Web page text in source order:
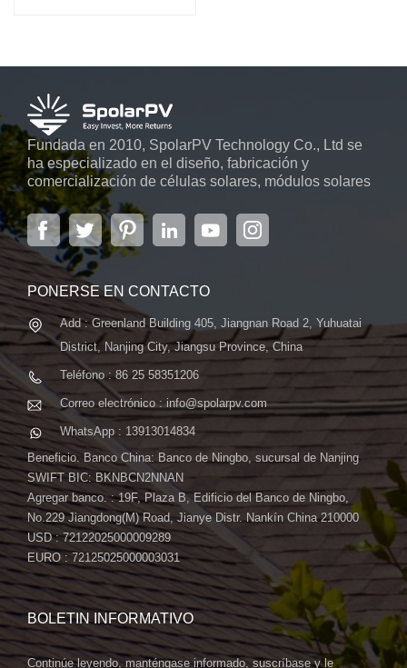
camino para un mañana más
Fundada en 2010, SpolarPV Technology Co., Ltd se
ha especializado en el diseño, fabricación y
comercialización de células solares, módulos solares
y sistemas de energía solar. La empresa, ubicada en
la capital de la provincia de Jiangsu, Nanjing, con una
superficie de 6.000 m2, cuenta con sistemas
automáticos avanzados...
PONERSE EN CONTACTO
Add : Greenland Building 405, Jiangnan Road 2, Yuhuatai
District, Nanjing City, Jiangsu Province, China
Teléfono : 86 25 58351206
Correo electrónico : info@spolarpv.com
WhatsApp : 13913014834
Beneficio. Banco China: Banco de Ningbo, sucursal de Nanjing
SWIFT BIC: BKNBCN2NNAN
Agregar banco. : 19F, Plaza B, Edificio del Banco de Ningbo,
No.229 Jiangdong(M) Road, Jianye Distr. Nankín China 210000
USD : 72122025000009289
EURO : 72125025000003031
BOLETIN INFORMATIVO
Continúe leyendo, manténgase informado, suscríbase y le